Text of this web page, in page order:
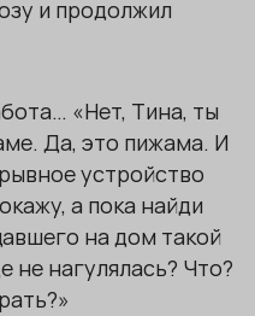
и продолжил
«Нет, Тина, ты
Да, это пижама. И
устройство
а пока найди
на дом такой
не нагулялась? Что?